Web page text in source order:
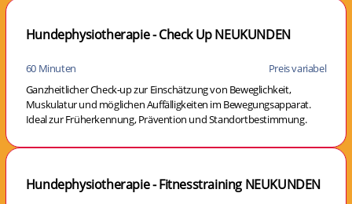
Hundephysiotherapie - Check Up NEUKUNDEN
60 Minuten
Preis variabel
Ganzheitlicher Check-up zur Einschätzung von Beweglichkeit,
Muskulatur und möglichen Auffälligkeiten im Bewegungsapparat.
Ideal zur Früherkennung, Prävention und Standortbestimmung.
Hundephysiotherapie - Fitnesstraining NEUKUNDEN